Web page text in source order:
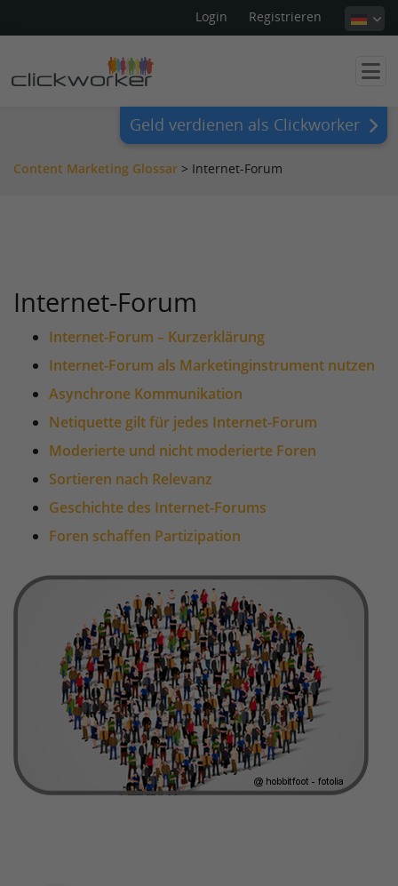
Login Registrieren
Geld verdienen als Clickworker
Content Marketing Glossar > Internet-Forum
Internet-Forum
Internet-Forum – Kurzerklärung
Internet-Forum als Marketinginstrument nutzen
Asynchrone Kommunikation
Netiquette gilt für jedes Internet-Forum
Moderierte und nicht moderierte Foren
Sortieren nach Relevanz
Geschichte des Internet-Forums
Foren schaffen Partizipation